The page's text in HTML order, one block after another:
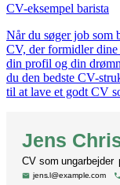
CV-eksempel barista
Når du søger job som
CV, der formidler
din profil og din
du den bedste CV-
til at lave et godt CV